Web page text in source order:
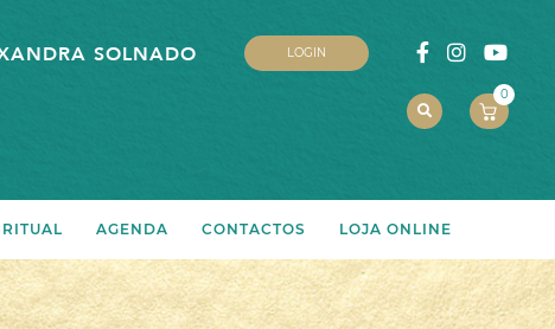
SOLNADO LOGIN
0
AGENDA CONTACTOS LOJA ONLINE